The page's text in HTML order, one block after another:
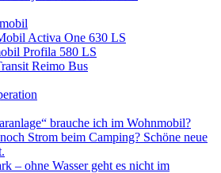
Activa One 630 LS
Profila 580 LS
Reimo Bus
brauche ich im Wohnmobil?
Strom beim Camping? Schöne neue
– ohne Wasser geht es nicht im